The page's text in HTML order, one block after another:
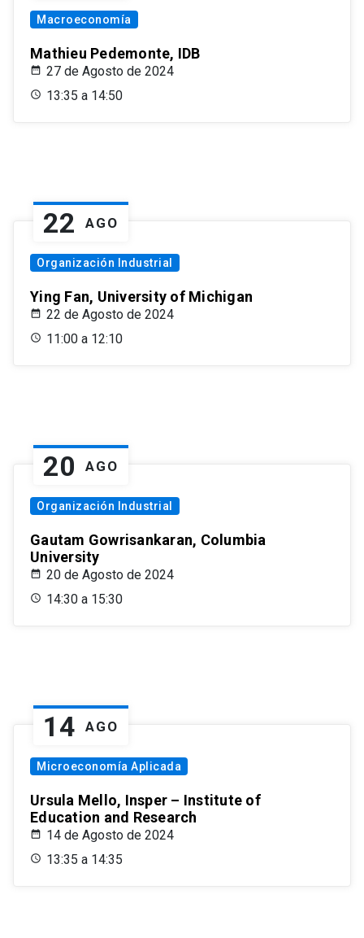
Macroeconomía
Mathieu Pedemonte, IDB
27 de Agosto de 2024
13:35 a 14:50
22 AGO
Organización Industrial
Ying Fan, University of Michigan
22 de Agosto de 2024
11:00 a 12:10
20 AGO
Organización Industrial
Gautam Gowrisankaran, Columbia
University
20 de Agosto de 2024
14:30 a 15:30
14 AGO
Microeconomía Aplicada
Ursula Mello, Insper – Institute of
Education and Research
14 de Agosto de 2024
13:35 a 14:35